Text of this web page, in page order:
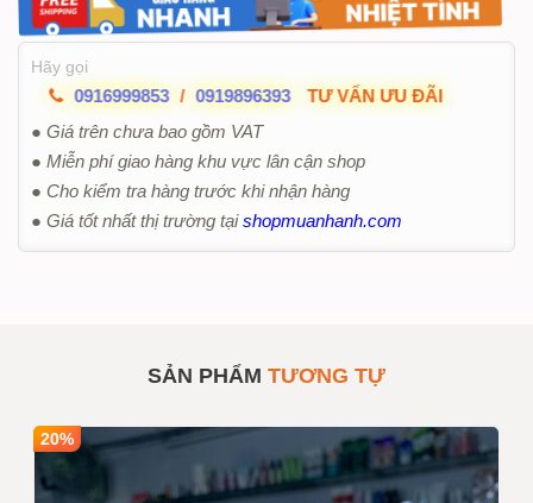
Hãy gọi
0916999853 / 0919896393
TƯ VẤN ƯU ĐÃI
● Giá trên chưa bao gồm VAT
● Miễn phí giao hàng khu vực lân cận shop
● Cho kiểm tra hàng trước khi nhận hàng
● Giá tốt nhất thị trường tạishopmuanhanh.com
SẢN PHẨM TƯƠNG TỰ
20%